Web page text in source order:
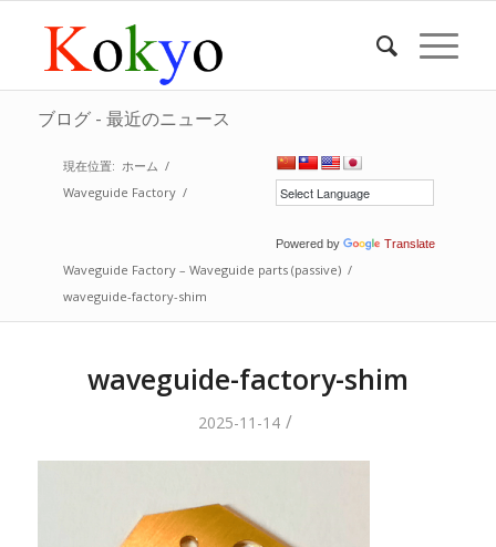
ブログ - 最近のニュース
Powered by Translate
現在位置: ホーム /
Waveguide Factory /
Waveguide Factory – Waveguide parts (passive) /
waveguide-factory-shim
waveguide-factory-shim
2025-11-14 /